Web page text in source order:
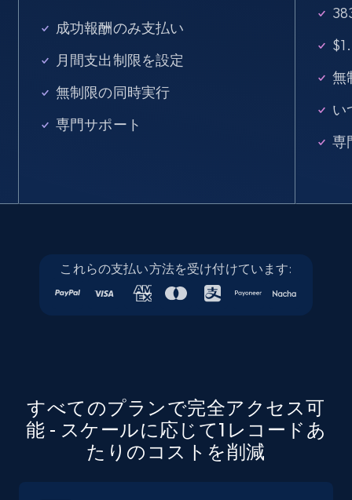
15.3K+ 2.2K+
Linkedin job listings information - Discover
new jobs by keyword
Linkedin job listings information - Discover
15.3K+ 2.2K+ 無料トライアル
成功報酬のみ支払い
月間支出制限を設定
無制限の同時実行
専門サポート
無
い
専
これらの支払い方法を受け付けています:
すべてのプランで完全アクセス可
能 - スケールに応じて1レコードあ
たりのコストを削減